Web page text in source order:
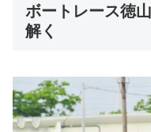
ボートレース徳
解く